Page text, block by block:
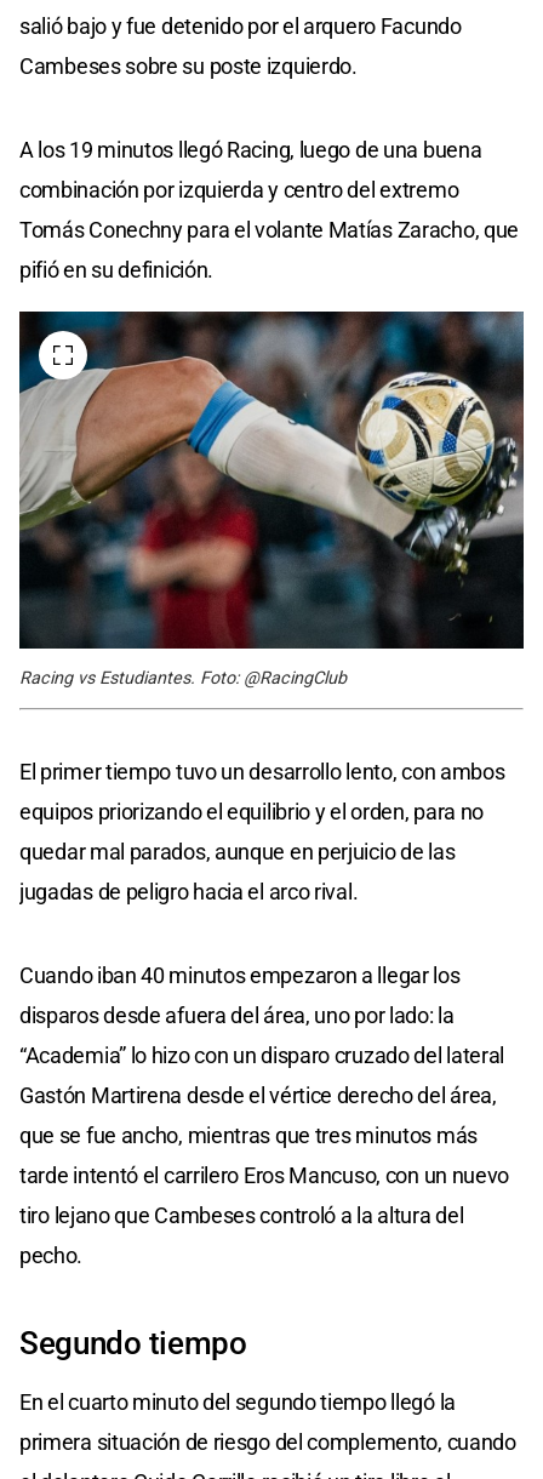
salió bajo y fue detenido por el arquero Facundo
Cambeses sobre su poste izquierdo.
A los 19 minutos llegó Racing, luego de una buena
combinación por izquierda y centro del extremo
Tomás Conechny para el volante Matías Zaracho, que
pifió en su definición.
Racing vs Estudiantes. Foto: @RacingClub
El primer tiempo tuvo un desarrollo lento, con ambos
equipos priorizando el equilibrio y el orden, para no
quedar mal parados, aunque en perjuicio de las
jugadas de peligro hacia el arco rival.
Cuando iban 40 minutos empezaron a llegar los
disparos desde afuera del área, uno por lado: la
“Academia” lo hizo con un disparo cruzado del lateral
Gastón Martirena desde el vértice derecho del área,
que se fue ancho, mientras que tres minutos más
tarde intentó el carrilero Eros Mancuso, con un nuevo
tiro lejano que Cambeses controló a la altura del
pecho.
Segundo tiempo
En el cuarto minuto del segundo tiempo llegó la
primera situación de riesgo del complemento, cuando